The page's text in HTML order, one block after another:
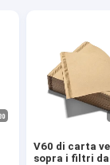
V60 di carta
sopra i filtri